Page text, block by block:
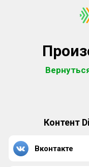
Контент
Вконтакте